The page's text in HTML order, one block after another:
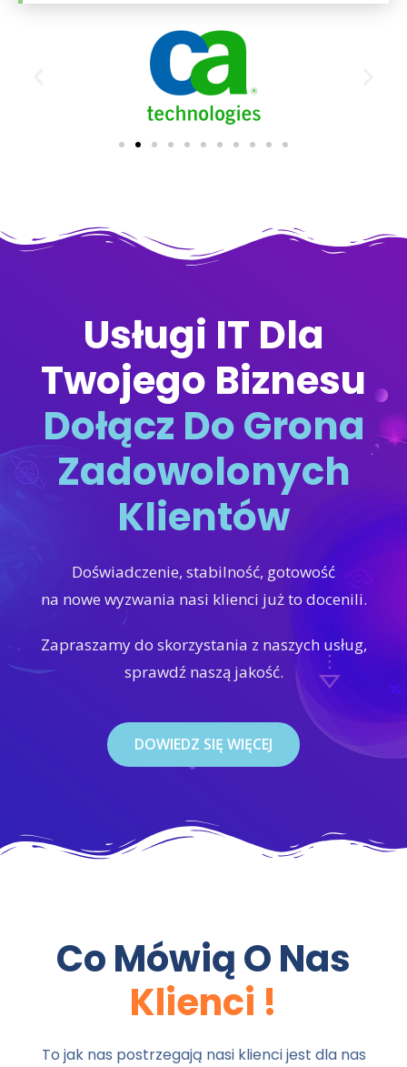
Usługi IT Dla
Twojego Biznesu
Dołącz Do Grona
Zadowolonych
Klientów
Doświadczenie, stabilność, gotowość
na nowe wyzwania nasi klienci już to docenili.
Zapraszamy do skorzystania z naszych usług,
sprawdź naszą jakość.
DOWIEDZ SIĘ WIĘCEJ
Co Mówią O Nas
Klienci !
To jak nas postrzegają nasi klienci jest dla nas